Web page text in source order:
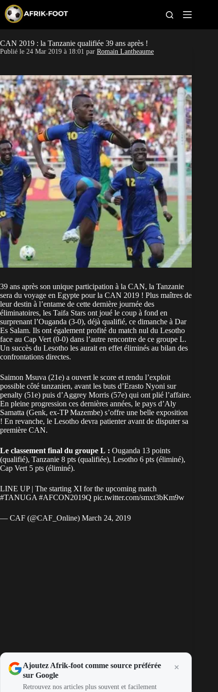
p
o
c
n
t
e
n
t
CAN féminine
Pays
Clubs
Classement
Paris sportifs
CAN 2019 : la Tanzanie qualifiée 39 ans après !
Publié le 24 Mar 2019 à 18:01 par Romain Lantheaume
39 ans après son unique participation à la CAN, la Tanzanie
sera du voyage en Egypte pour la CAN 2019 ! Plus maîtres de
leur destin à l’entame de cette dernière journée des
éliminatoires, les Taifa Stars ont joué le coup à fond en
surprenant l’Ouganda (3-0), déjà qualifié, ce dimanche à Dar
Es Salam. Ils ont également profité du match nul du Lesotho
face au Cap Vert (0-0) dans l’autre rencontre de ce groupe L.
Un succès du Lesotho les aurait en effet éliminés au bilan des
confrontations directes.
Saimon Msuva (21e) a ouvert le score et rendu l’exploit
possible côté tanzanien, avant les buts d’Erasto Nyoni sur
penalty (51e) puis d’Aggrey Morris (57e) qui ont plié l’affaire.
En pleine progression ces dernières années, le pays d’Aly
Samatta (Genk, ex-TP Mazembe) s’offre une belle exposition
! En revanche, le Lesotho devra patienter avant de disputer sa
première CAN.
Le classement final du groupe L : Ouganda 13 points
(qualifié), Tanzanie 8 pts (qualifiée), Lesotho 6 pts (éliminé),
Cap Vert 5 pts (éliminé).
LINE UP | The starting XI for the upcoming match
#TANUGA #AFCON2019Q pic.twitter.com/smxt3bKm9w
— CAF (@CAF_Online) March 24, 2019
Ajoutez Afrik-foot comme source préférée
sur Google
Retrouvez nos articles plus souvent et facilement